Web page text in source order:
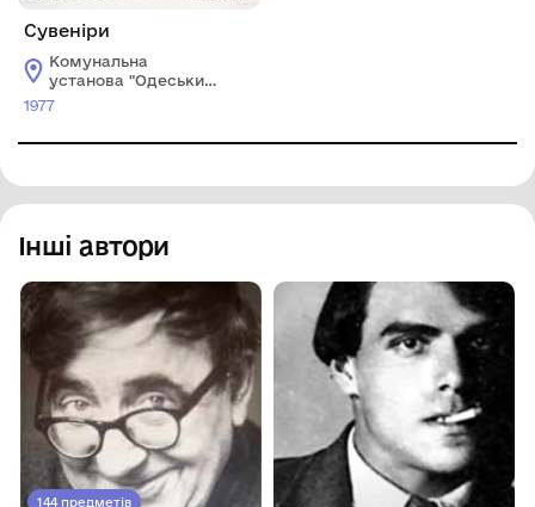
Сувеніри
Комунальна
установа "Одеський
національний
1977
Інші автори
144 предметів